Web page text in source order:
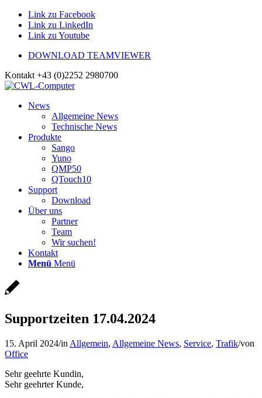
Link zu Facebook
Link zu LinkedIn
Link zu Youtube
DOWNLOAD TEAMVIEWER
Kontakt +43 (0)2252 2980700
News
Allgemeine News
Technische News
Produkte
Sango
Yuno
QMP50
QTouch10
Support
Download
Über uns
Partner
Team
Wir suchen!
Kontakt
Menü Menü
Supportzeiten 17.04.2024
15. April 2024/in Allgemein, Allgemeine News, Service, Trafik/von
Office
Sehr geehrte Kundin,
Sehr geehrter Kunde,